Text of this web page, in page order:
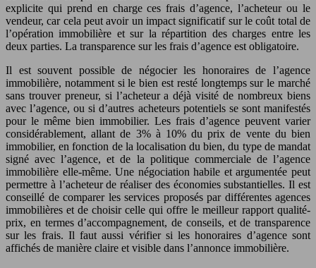
explicite qui prend en charge ces frais d’agence, l’acheteur ou le
vendeur, car cela peut avoir un impact significatif sur le coût total de
l’opération immobilière et sur la répartition des charges entre les
deux parties. La transparence sur les frais d’agence est obligatoire.
Il est souvent possible de négocier les honoraires de l’agence
immobilière, notamment si le bien est resté longtemps sur le marché
sans trouver preneur, si l’acheteur a déjà visité de nombreux biens
avec l’agence, ou si d’autres acheteurs potentiels se sont manifestés
pour le même bien immobilier. Les frais d’agence peuvent varier
considérablement, allant de 3% à 10% du prix de vente du bien
immobilier, en fonction de la localisation du bien, du type de mandat
signé avec l’agence, et de la politique commerciale de l’agence
immobilière elle-même. Une négociation habile et argumentée peut
permettre à l’acheteur de réaliser des économies substantielles. Il est
conseillé de comparer les services proposés par différentes agences
immobilières et de choisir celle qui offre le meilleur rapport qualité-
prix, en termes d’accompagnement, de conseils, et de transparence
sur les frais. Il faut aussi vérifier si les honoraires d’agence sont
affichés de manière claire et visible dans l’annonce immobilière.